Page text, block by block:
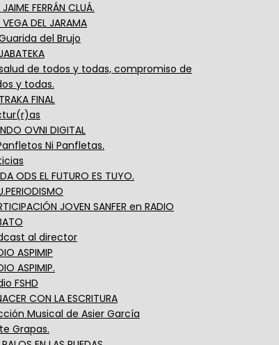
JAIME FERRÁN CLUÁ.
VEGA DEL JARAMA
del Brujo
de todos y todas, compromiso de
y todas.
FINAL
OVNI DIGITAL
Ni Panfletas.
ODS EL FUTURO ES TUYO.
JOVEN SANFER en RADIO
al director
ASPIMIP
ASPIMIP.
FSHD
CON LA ESCRITURA
Musical de Asier García
Grapas.